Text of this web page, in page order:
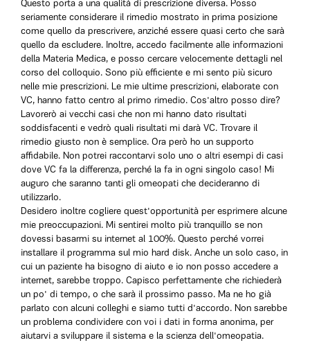
Questo porta a una qualità di prescrizione diversa. Posso
seriamente considerare il rimedio mostrato in prima posizione
come quello da prescrivere, anziché essere quasi certo che sarà
quello da escludere. Inoltre, accedo facilmente alle informazioni
della Materia Medica, e posso cercare velocemente dettagli nel
corso del colloquio. Sono più efficiente e mi sento più sicuro
nelle mie prescrizioni. Le mie ultime prescrizioni, elaborate con
VC, hanno fatto centro al primo rimedio. Cos'altro posso dire?
Lavorerò ai vecchi casi che non mi hanno dato risultati
soddisfacenti e vedrò quali risultati mi darà VC. Trovare il
rimedio giusto non è semplice. Ora però ho un supporto
affidabile. Non potrei raccontarvi solo uno o altri esempi di casi
dove VC fa la differenza, perché la fa in ogni singolo caso! Mi
auguro che saranno tanti gli omeopati che decideranno di
utilizzarlo.
Desidero inoltre cogliere quest'opportunità per esprimere alcune
mie preoccupazioni. Mi sentirei molto più tranquillo se non
dovessi basarmi su internet al 100%. Questo perché vorrei
installare il programma sul mio hard disk. Anche un solo caso, in
cui un paziente ha bisogno di aiuto e io non posso accedere a
internet, sarebbe troppo. Capisco perfettamente che richiederà
un po' di tempo, o che sarà il prossimo passo. Ma ne ho già
parlato con alcuni colleghi e siamo tutti d'accordo. Non sarebbe
un problema condividere con voi i dati in forma anonima, per
aiutarvi a sviluppare il sistema e la scienza dell'omeopatia.